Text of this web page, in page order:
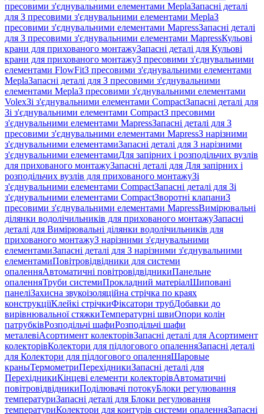
пресовими з'єднувальними елементами MeplaЗапасні деталі
для З пресовими з'єднувальними елементами MeplaЗ
пресовими з'єднувальними елементами MapressЗапасні деталі
для З пресовими з'єднувальними елементами MapressКульові
крани для прихованого монтажуЗапасні деталі для Кульові
крани для прихованого монтажуЗ пресовими з'єднувальними
елементами FlowFitЗ пресовими з'єднувальними елементами
MeplaЗапасні деталі для З пресовими з'єднувальними
елементами MeplaЗ пресовими з'єднувальними елементами
VolexЗі з'єднувальними елементами CompactЗапасні деталі для
Зі з'єднувальними елементами CompactЗ пресовими
з'єднувальними елементами MapressЗапасні деталі для З
пресовими з'єднувальними елементами MapressЗ нарізними
з'єднувальними елементамиЗапасні деталі для З нарізними
з'єднувальними елементамиДля запірних і розподільчих вузлів
для прихованого монтажуЗапасні деталі для Для запірних і
розподільчих вузлів для прихованого монтажуЗі
з'єднувальними елементами CompactЗапасні деталі для Зі
з'єднувальними елементами CompactЗворотні клапаниЗ
пресовими з'єднувальними елементами MapressВимірювальні
ділянки водолічильників для прихованого монтажуЗапасні
деталі для Вимірювальні ділянки водолічильників для
прихованого монтажуЗ нарізними з'єднувальними
елементамиЗапасні деталі для З нарізними з'єднувальними
елементамиПовітровідвідники для системи
опаленняАвтоматичні повітровідвідникиПанельне
опаленняТруби системиПрокладний матеріалШиповані
панеліЗахисна звукоізоляційна стрічка по краях
конструкціїКлейкі стрічкиФіксатори трубДобавки до
вирівнювальної стяжкиТемпературні швиОпори колін
патрубківРозподільчі шафиРозподільчі шафи
металевіАсортимент колекторівЗапасні деталі для Асортимент
колекторівКолектори для підлогового опаленняЗапасні деталі
для Колектори для підлогового опаленняШаровые
краныТермометриПерехідникиЗапасні деталі для
ПерехідникиКінцеві елементи колекторівАвтоматичні
повітровідвідникиПоділювачі потокуБлоки регулювання
температуриЗапасні деталі для Блоки регулювання
температуриКолектори для контурів системи опаленняЗапасні